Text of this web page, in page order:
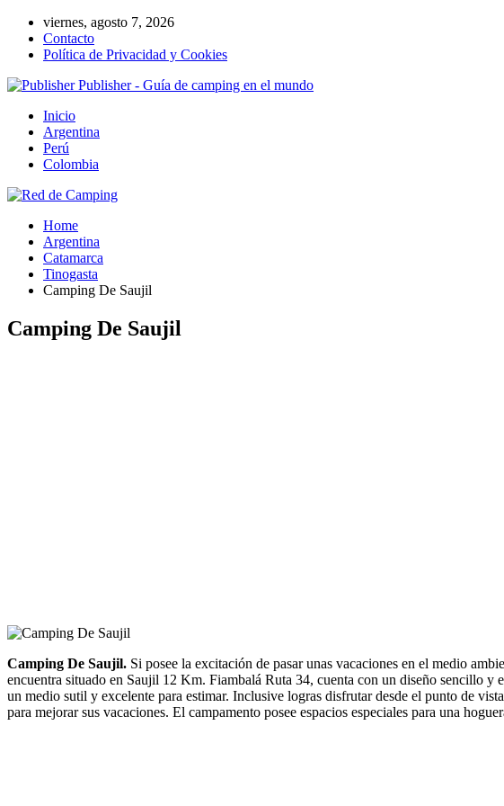
viernes, agosto 7, 2026
Contacto
Política de Privacidad y Cookies
Publisher - Guía de camping en el mundo
Inicio
Argentina
Perú
Colombia
Home
Argentina
Catamarca
Tinogasta
Camping De Saujil
Camping De Saujil
Camping De Saujil. Si posee la excitación de pasar unas vacaciones en el medio
encuentra situado en Saujil 12 Km. Fiambalá Ruta 34, cuenta con un diseño sencillo
un medio sutil y excelente para estimar. Inclusive logras disfrutar desde el punto de
para mejorar sus vacaciones. El campamento posee espacios especiales para una